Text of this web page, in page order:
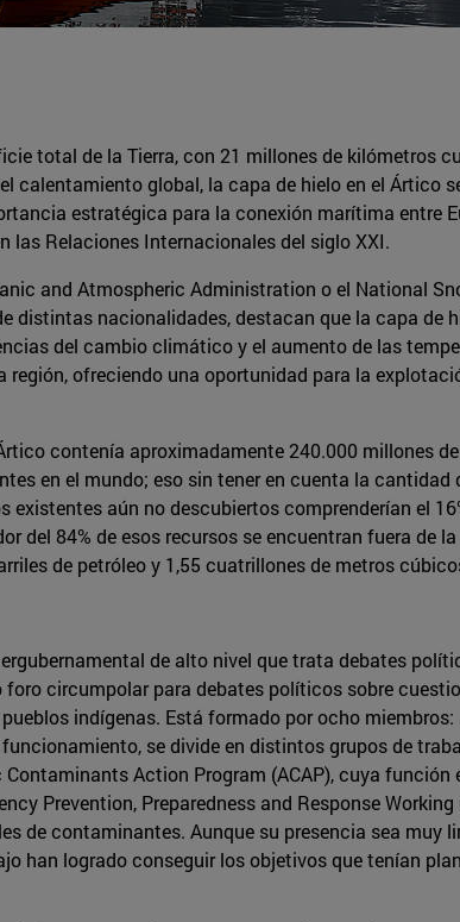
total de la Tierra, con 21 millones de kilómetros
calentamiento global, la capa de hielo en el Ártico
estratégica para la conexión marítima entre
las Relaciones Internacionales del siglo XXI.
and Atmospheric Administration o el National
distintas nacionalidades, destacan que la capa de
del cambio climático y el aumento de las
ofreciendo una oportunidad para la
contenía aproximadamente 240.000 millones
en el mundo; eso sin tener en cuenta la
aún no descubiertos comprenderían el
del 84% de esos recursos se encuentran fuera de
de petróleo y 1,55 cuatrillones de metros
de alto nivel que trata debates
circumpolar para debates políticos sobre
indígenas. Está formado por ocho
se divide en distintos grupos de
Action Program (ACAP), cuya
Prevention, Preparedness and Response
de contaminantes. Aunque su presencia sea muy
han logrado conseguir los objetivos que tenían